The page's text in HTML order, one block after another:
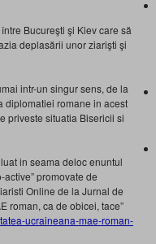
Bucureşti şi Kiev care să
deplasării unor ziarişti şi
intr-un singur sens, de la
diplomatiei romane in acest
priveste situatia Bisericii si
in seama deloc enuntul
promovate de
Online de la Jurnal de
roman, ca de obicei, tace”
ucraineana-mae-roman-